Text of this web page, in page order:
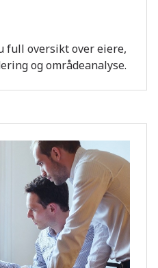
full oversikt over eiere,
og områdeanalyse.